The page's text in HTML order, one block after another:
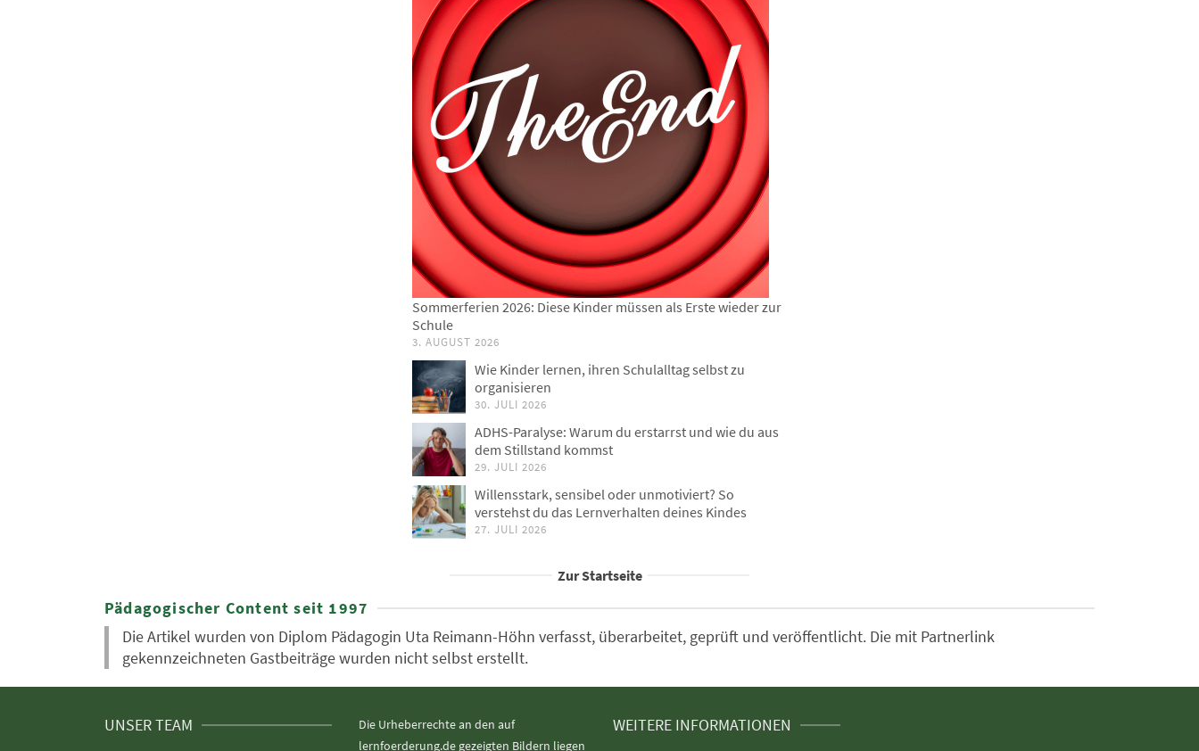
Sommerferien 2026: Diese Kinder müssen als Erste wieder zur
Schule
3. AUGUST 2026
Wie Kinder lernen, ihren Schulalltag selbst zu
organisieren
30. JULI 2026
ADHS-Paralyse: Warum du erstarrst und wie du aus
dem Stillstand kommst
29. JULI 2026
Willensstark, sensibel oder unmotiviert? So
verstehst du das Lernverhalten deines Kindes
27. JULI 2026
Zur Startseite
Pädagogischer Content seit 1997
Die Artikel wurden von Diplom Pädagogin Uta Reimann-Höhn verfasst, überarbeitet, geprüft und veröffentlicht. Die mit Partnerlink
gekennzeichneten Gastbeiträge wurden nicht selbst erstellt.
UNSER TEAM
Die Urheberrechte an den auf
lernfoerderung.de gezeigten Bildern liegen
WEITERE INFORMATIONEN